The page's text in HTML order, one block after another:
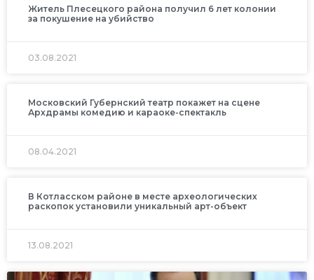
Житель Плесецкого района получил 6 лет колонии
за покушение на убийство
03.08.2021
Московский Губернский театр покажет на сцене
Архдрамы комедию и караоке-спектакль
08.04.2021
В Котласском районе в месте археологических
раскопок установили уникальный арт-объект
13.08.2021